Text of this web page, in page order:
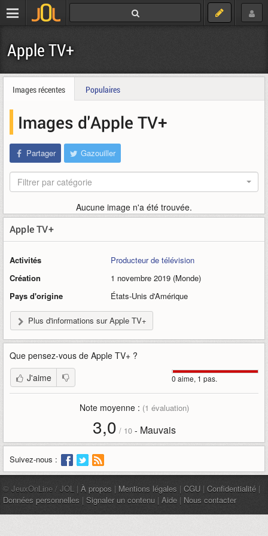
Apple TV+
Images récentes Populaires
Images d'Apple TV+
Partager Gazouiller
Filtrer par catégorie
Aucune image n'a été trouvée.
Apple TV+
Activités
Producteur de télévision
Création
1 novembre 2019 (Monde)
Pays d'origine
États-Unis d'Amérique
Plus d'informations sur Apple TV+
Que pensez-vous de Apple TV+ ?
0 aime, 1 pas.
J'aime
Note moyenne : (1 évaluation)
3,0 / 10- Mauvais
Suivez-nous :
© JeuxOnLine / JOL | À propos | Mentions légales | CGU | Confidentialité |
Données personnelles | Signaler un contenu | Aide | Nous contacter